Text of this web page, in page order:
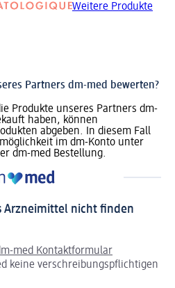
Weitere Produkte
Partners dm-med bewerten?
Produkte unseres Partners dm-
haben, können
abgeben. In diesem Fall
im dm-Konto unter
dm-med Bestellung.
Arzneimittel nicht finden
med Kontaktformular
keine verschreibungspflichtigen